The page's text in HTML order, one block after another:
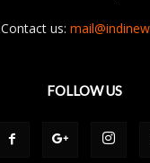
Contact us:
FOLLOW US